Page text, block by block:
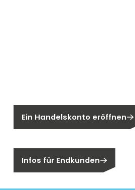
Ein Handelskonto eröffnen
Infos für Endkunden